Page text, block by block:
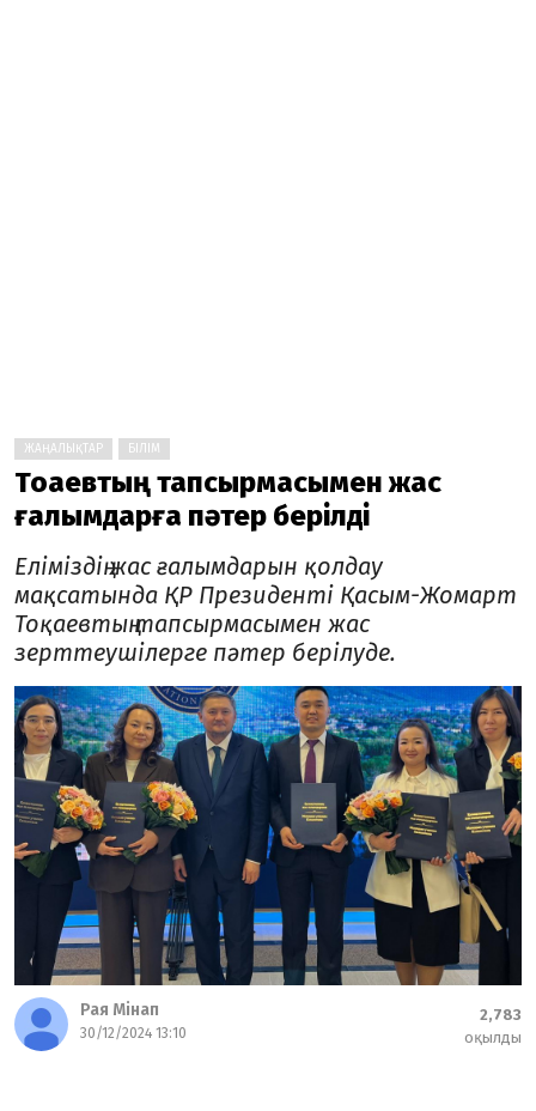
ЖАҢАЛЫҚТАР БІЛІМ
Тоқаевтың тапсырмасымен жас
ғалымдарға пәтер берілді
Еліміздің жас ғалымдарын қолдау
мақсатында ҚР Президенті Қасым-Жомарт
Тоқаевтың тапсырмасымен жас
зерттеушілерге пәтер берілуде.
Рая Мінап
30/12/2024 13:10
2,783
оқылды